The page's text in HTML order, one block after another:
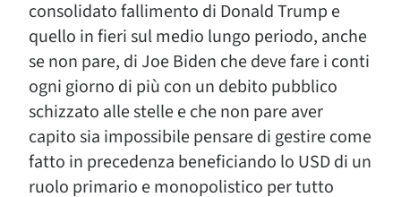
consolidato fallimento di Donald Trump e
quello in fieri sul medio lungo periodo, anche
se non pare, di Joe Biden che deve fare i conti
ogni giorno di più con un debito pubblico
schizzato alle stelle e che non pare aver
capito sia impossibile pensare di gestire come
fatto in precedenza beneficiando lo USD di un
ruolo primario e monopolistico per tutto